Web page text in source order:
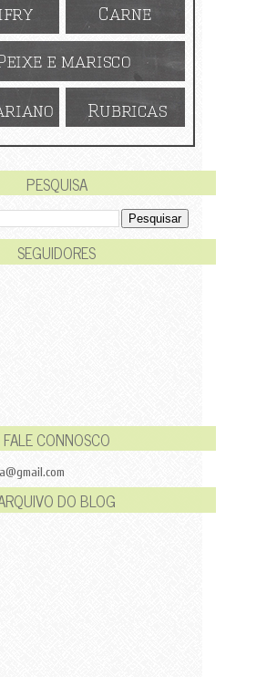
PESQUISA
SEGUIDORES
FALE CONNOSCO
DO BLOG